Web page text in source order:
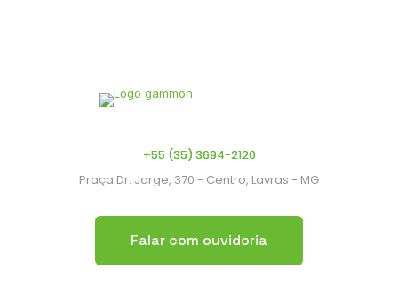
+55 (35) 3694-2120
Praça Dr. Jorge, 370 - Centro, Lavras - MG
Falar com ouvidoria